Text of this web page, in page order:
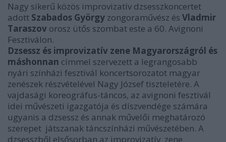
Nagy sikerű közös improvizatív dzsesszkoncertet
adott Szabados György zongoraművész és Vladmir
Taraszov orosz ütős szombat este a 60. Avignoni
Fesztiválon.
Dzsessz és improvizatív zene Magyarországról és
máshonnan címmel szervezett a legrangosabb
nyári színházi fesztivál koncertsorozatot magyar
zenészek részvételével Nagy József tiszteletére. A
vajdasági koreográfus-táncos, az avignoni fesztivál
idei művészeti igazgatója és díszvendége számára
ugyanis a dzsessz és annak művelői meghatározó
szerepet játszanak táncszínházi művészetében. A
dzsesszből elsősorban az improvizatív zene